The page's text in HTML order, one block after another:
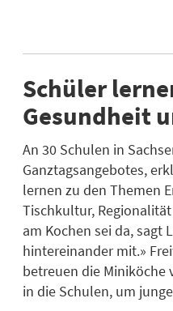
Schüler
Gesundheit
An 30 Schulen in
Ganztagsangebotes,
lernen zu den Themen
Tischkultur,
am Kochen sei da, sagt
hintereinander mit.»
betreuen die Miniköche
in die Schulen, um